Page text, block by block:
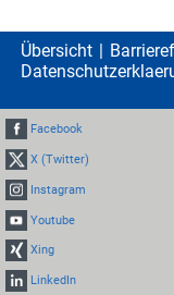
Übersicht
Facebook
X (Twitter)
Instagram
Youtube
Xing
LinkedIn